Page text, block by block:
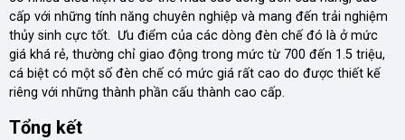
cấp với những tính năng chuyên nghiệp và mang đến trải nghiệm
thủy sinh cực tốt. Ưu điểm của các dòng đèn chế đó là ở mức
giá khá rẻ, thường chỉ giao động trong mức từ 700 đến 1.5 triệu,
cá biệt có một số đèn chế có mức giá rất cao do được thiết kế
riêng với những thành phần cấu thành cao cấp.
Tổng kết